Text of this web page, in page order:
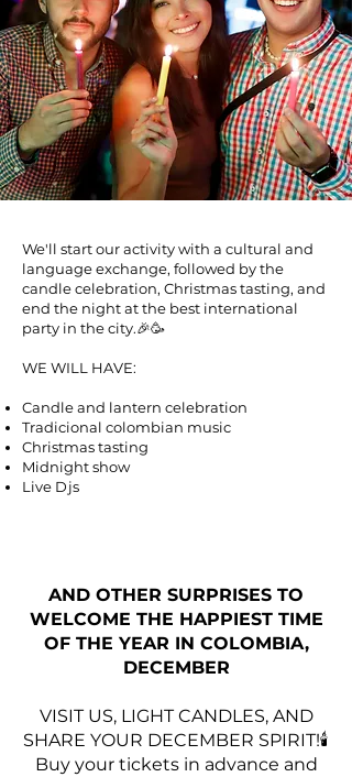
We'll start our activity with a cultural and
language exchange, followed by the
candle celebration, Christmas tasting, and
end the night at the best international
party in the city.🎉🥳
WE WILL HAVE:
Candle and lantern celebration
Tradicional colombian music
Christmas tasting
Midnight show
Live Djs
AND OTHER SURPRISES TO
WELCOME THE HAPPIEST TIME
OF THE YEAR IN COLOMBIA,
DECEMBER
VISIT US, LIGHT CANDLES, AND
SHARE YOUR DECEMBER SPIRIT!🕯️
Buy your tickets in advance and